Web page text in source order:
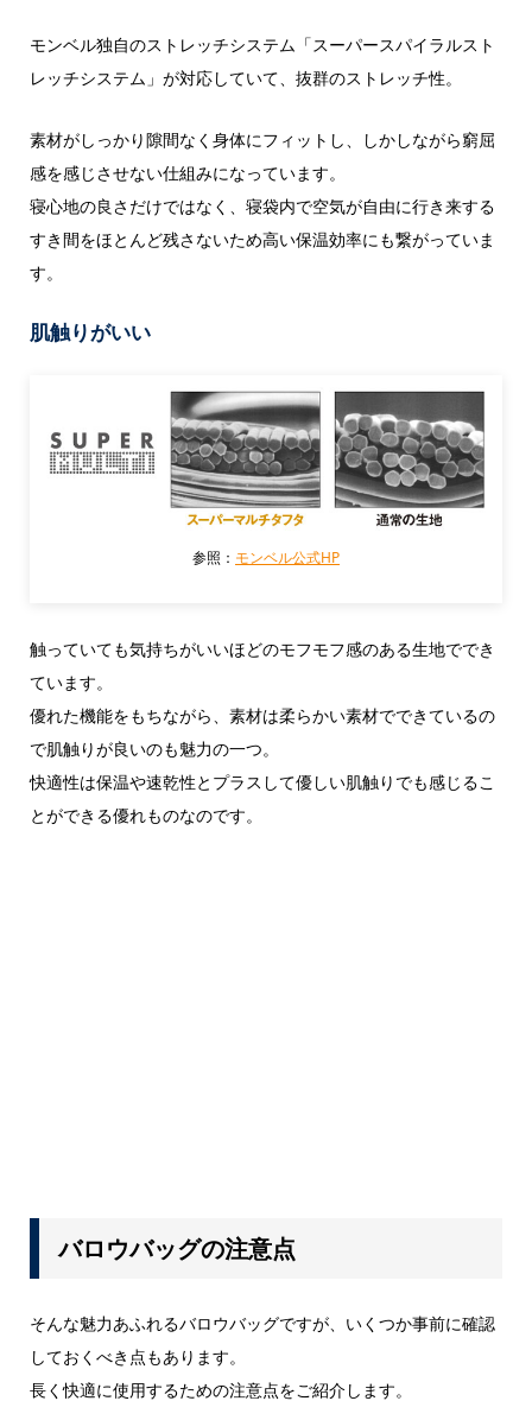
モンベル独自のストレッチシステム「スーパースパイラルスト
レッチシステム」が対応していて、抜群のストレッチ性。
素材がしっかり隙間なく身体にフィットし、しかしながら窮屈
感を感じさせない仕組みになっています。
寝心地の良さだけではなく、寝袋内で空気が自由に行き来する
すき間をほとんど残さないため高い保温効率にも繋がっていま
す。
肌触りがいい
参照： モンベル公式HP
触っていても気持ちがいいほどのモフモフ感のある生地ででき
ています。
優れた機能をもちながら、素材は柔らかい素材でできているの
で肌触りが良いのも魅力の一つ。
快適性は保温や速乾性とプラスして優しい肌触りでも感じるこ
とができる優れものなのです。
バロウバッグの注意点
そんな魅力あふれるバロウバッグですが、いくつか事前に確認
しておくべき点もあります。
長く快適に使用するための注意点をご紹介します。